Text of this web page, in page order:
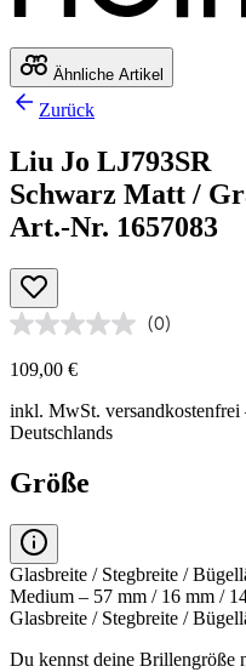
Ähnliche Artikel
Zurück
Liu Jo LJ793SR
Schwarz Matt /
Art.-Nr. 1657083
(0)
109,00 €
inkl. MwSt. versandkostenfrei
Deutschlands
Größe
Glasbreite / Stegbreite /
Medium – 57 mm / 16 mm /
Glasbreite / Stegbreite /
Du kennst deine Brillengröße